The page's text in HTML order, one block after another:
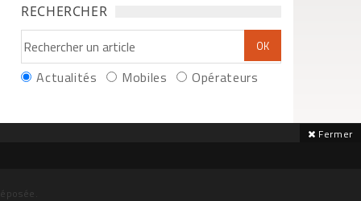
RECHERCHER
Actualités Mobiles Opérateurs
Fermer